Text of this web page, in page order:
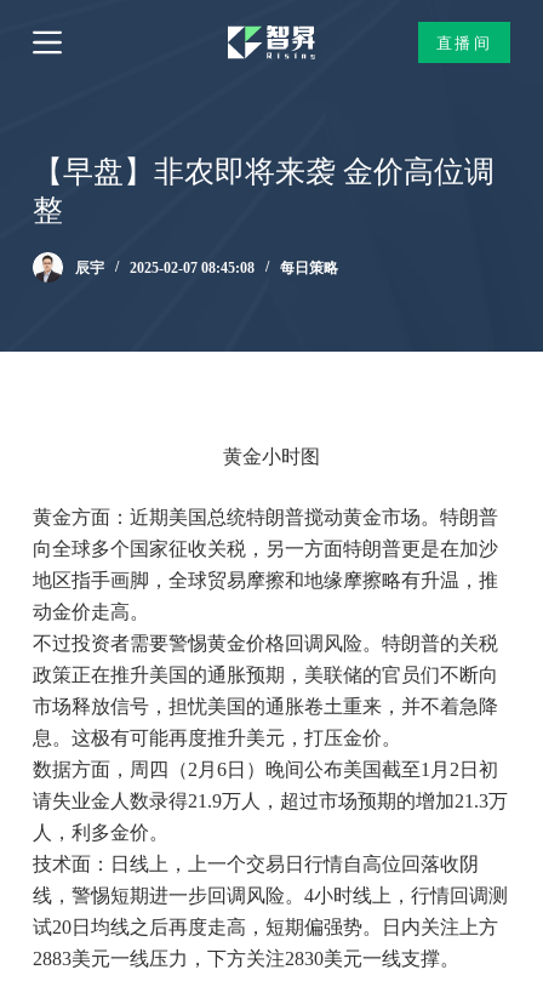
跳
过
直播间
【早盘】非农即将来袭 金价高位调
整
辰宇 2025-02-07 08:45:08 每日策略
黄金小时图
黄金方面：近期美国总统特朗普搅动黄金市场。特朗普
向全球多个国家征收关税，另一方面特朗普更是在加沙
地区指手画脚，全球贸易摩擦和地缘摩擦略有升温，推
动金价走高。
不过投资者需要警惕黄金价格回调风险。特朗普的关税
政策正在推升美国的通胀预期，美联储的官员们不断向
市场释放信号，担忧美国的通胀卷土重来，并不着急降
息。这极有可能再度推升美元，打压金价。
数据方面，周四（2月6日）晚间公布美国截至1月2日初
请失业金人数录得21.9万人，超过市场预期的增加21.3万
人，利多金价。
技术面：日线上，上一个交易日行情自高位回落收阴
线，警惕短期进一步回调风险。4小时线上，行情回调测
试20日均线之后再度走高，短期偏强势。日内关注上方
2883美元一线压力，下方关注2830美元一线支撑。